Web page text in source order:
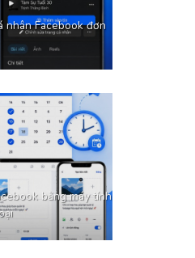
nhân Facebook đơn
bằng máy tính